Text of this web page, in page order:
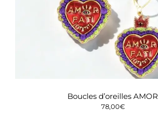
Boucles d’oreilles AMOR
78,00€